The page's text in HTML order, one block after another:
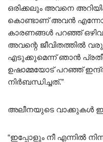
ഒരിക്കലും അവനെ
കൊണ്ടാണ് അവൻ എന്നോട്
കാരണങ്ങൾ പറഞ്ഞ്
അവന്റെ ജീവിതത്തിൽ
എടുക്കുമെന്ന് ഞാൻ
ഉഷാമ്മയോട് പറഞ്ഞ്
നിർബന്ധിച്ചത്.”
അലീനയുടെ വാക്കുകൾ
“ഇപ്പോളും നീ എന്നിൽ